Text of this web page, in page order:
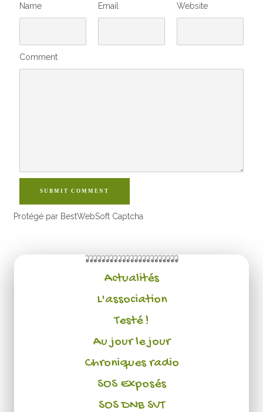
Name Email Website
Comment
SUBMIT COMMENT
Protégé par BestWebSoft Captcha
Actualités
L'association
Testé !
Au jour le jour
Chroniques radio
SOS Exposés
SOS DNB SVT